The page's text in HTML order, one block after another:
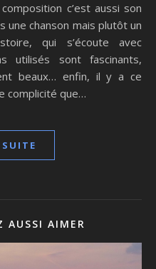
c’est aussi son
une chanson mais plutôt un
qui s’écoute avec
utilisés sont fascinants,
beaux… enfin, il y a ce
complicité que…
AUSSI AIMER